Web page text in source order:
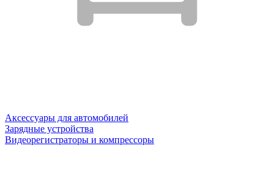
Аксессуары для автомобилей
Зарядные устройства
Видеорегистраторы и компрессоры